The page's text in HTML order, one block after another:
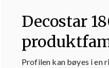
Decostar
Profilen kan bøyes i en